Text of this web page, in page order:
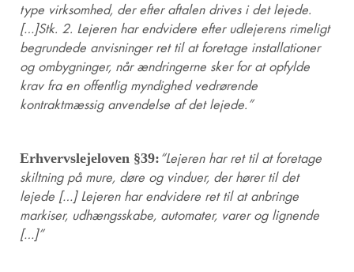
type virksomhed, der efter aftalen drives i det lejede.
[…]Stk. 2. Lejeren har endvidere efter udlejerens rimeligt
begrundede anvisninger ret til at foretage installationer
og ombygninger, når ændringerne sker for at opfylde
krav fra en offentlig myndighed vedrørende
kontraktmæssig anvendelse af det lejede.”
Erhvervslejeloven §39: “Lejeren har ret til at foretage
skiltning på mure, døre og vinduer, der hører til det
lejede […] Lejeren har endvidere ret til at anbringe
markiser, udhængsskabe, automater, varer og lignende
[…]”